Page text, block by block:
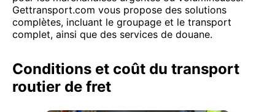
Gettransport.com vous propose des solutions
complètes, incluant le groupage et le transport
complet, ainsi que des services de douane.
Conditions et coût du transport
routier de fret